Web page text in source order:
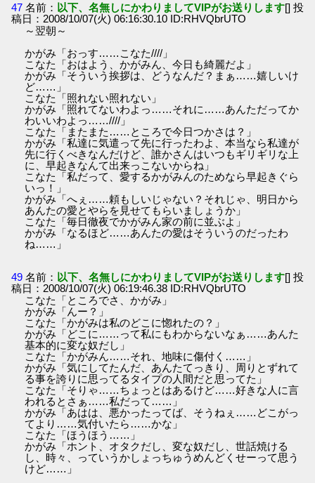
47 名前： 以下、名無しにかわりましてVIPがお送りします[] 投
稿日：2008/10/07(火) 06:16:30.10 ID:RHVQbrUTO
～翌朝～
かがみ「おっす……こなた////」
こなた「おはよう、かがみん、今日も綺麗だよ」
かがみ「そういう挨拶は、どうなんだ？まぁ……嬉しいけ
ど……」
こなた「照れない照れない」
かがみ「照れてないわよっ……それに……あんただってか
わいいわよっ……////」
こなた「またまた……ところで今日つかさは？」
かがみ「私達に気遣って先に行ったわよ、本当なら私達が
先に行くべきなんだけど、誰かさんはいつもギリギリな上
に、早起きなんて出来っこないからね」
こなた「私だって、愛するかがみんのためなら早起きぐら
いっ！」
かがみ「へぇ……頼もしいじゃない？それじゃ、明日から
あんたの愛とやらを見せてもらいましょうか」
こなた「毎日徹夜でかがみん家の前に並ぶよ」
かがみ「なるほど……あんたの愛はそういうのだったわ
ね……」
49 名前： 以下、名無しにかわりましてVIPがお送りします[] 投
稿日：2008/10/07(火) 06:19:46.38 ID:RHVQbrUTO
こなた「ところでさ、かがみ」
かがみ「んー？」
こなた「かがみは私のどこに惚れたの？」
かがみ「どこに……って私にもわからないなぁ……あんた
基本的に変な奴だし」
こなた「かがみん……それ、地味に傷付く……」
かがみ「気にしてたんだ、あんたてっきり、周りとずれて
る事を誇りに思ってるタイプの人間だと思ってた」
こなた「そりゃ……ちょっとはあるけど……好きな人に言
われるとさぁ……私だって……」
かがみ「あはは、悪かったってば、そうねぇ……どこがっ
てより……気付いたら……かな」
こなた「ほうほう……」
かがみ「ホント、オタクだし、変な奴だし、世話焼ける
し、時々、っていうかしょっちゅうめんどくせーって思う
けど……」